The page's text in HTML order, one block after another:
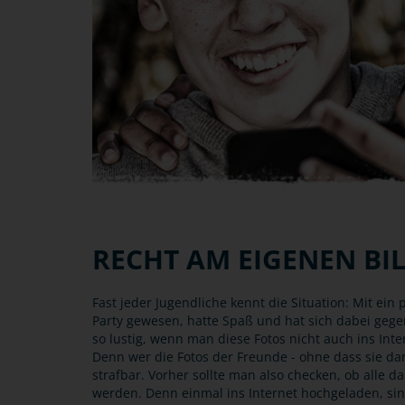
RECHT AM EIGENEN
Fast jeder Jugendliche kennt die Situation: Mit
Party gewesen, hatte Spaß und hat sich dabei
so lustig, wenn man diese Fotos nicht auch ins
Denn wer die Fotos der Freunde - ohne dass sie
strafbar. Vorher sollte man also checken, ob alle
werden. Denn einmal ins Internet hochgeladen,